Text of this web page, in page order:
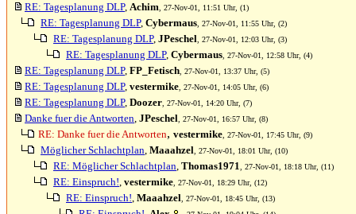
RE: Tagesplanung DLP, Achim , 27-Nov-01, 11:51 Uhr, (1)
RE: Tagesplanung DLP, Cybermaus , 27-Nov-01, 11:55 Uhr, (2)
RE: Tagesplanung DLP, JPeschel , 27-Nov-01, 12:03 Uhr, (3)
RE: Tagesplanung DLP, Cybermaus , 27-Nov-01, 12:58 Uhr, (4)
RE: Tagesplanung DLP, FP_Fetisch , 27-Nov-01, 13:37 Uhr, (5)
RE: Tagesplanung DLP, vestermike , 27-Nov-01, 14:05 Uhr, (6)
RE: Tagesplanung DLP, Doozer , 27-Nov-01, 14:20 Uhr, (7)
Danke fuer die Antworten, JPeschel , 27-Nov-01, 16:57 Uhr, (8)
RE: Danke fuer die Antworten, vestermike , 27-Nov-01, 17:45 Uhr, (9)
Möglicher Schlachtplan, Maaahzel , 27-Nov-01, 18:01 Uhr, (10)
RE: Möglicher Schlachtplan, Thomas1971 , 27-Nov-01, 18:18 Uhr, (11)
RE: Einspruch!, vestermike , 27-Nov-01, 18:29 Uhr, (12)
RE: Einspruch!, Maaahzel , 27-Nov-01, 18:45 Uhr, (13)